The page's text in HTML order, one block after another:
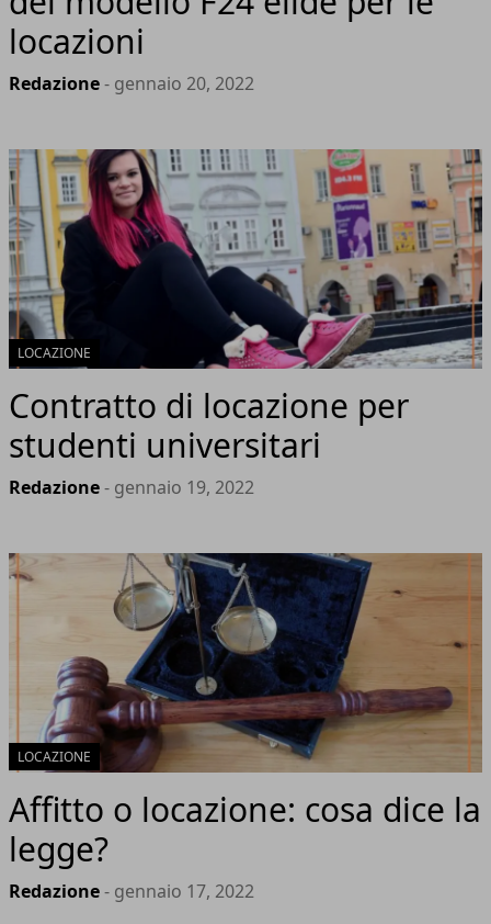
locazioni
Redazione- gennaio 20, 2022
LOCAZIONE
Contratto di locazione per
studenti universitari
Redazione- gennaio 19, 2022
LOCAZIONE
Affitto o locazione: cosa dice la
legge?
Redazione- gennaio 17, 2022